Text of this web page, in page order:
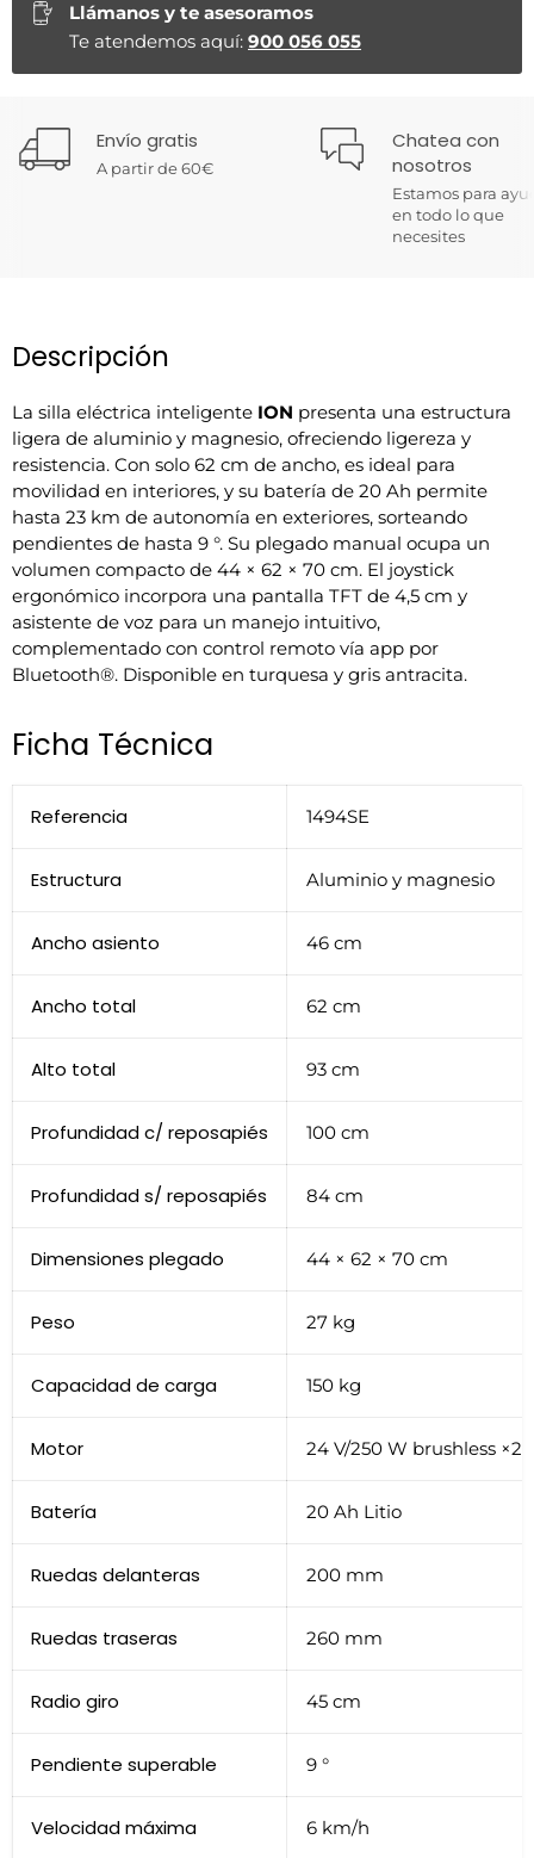
Llámanos y te asesoramos
Te atendemos aquí: 900 056 055
Envío gratis
A partir de 60€
Chatea con
nosotros
Estamos para
en todo lo que
necesites
Descripción
La silla eléctrica inteligente ION presenta una estructura
ligera de aluminio y magnesio, ofreciendo ligereza y
resistencia. Con solo 62 cm de ancho, es ideal para
movilidad en interiores, y su batería de 20 Ah permite
hasta 23 km de autonomía en exteriores, sorteando
pendientes de hasta 9 °. Su plegado manual ocupa un
volumen compacto de 44 × 62 × 70 cm. El joystick
ergonómico incorpora una pantalla TFT de 4,5 cm y
asistente de voz para un manejo intuitivo,
complementado con control remoto vía app por
Bluetooth®. Disponible en turquesa y gris antracita.
Ficha Técnica
Referencia 1494SE
Estructura Aluminio y magnesio
Ancho asiento 46 cm
Ancho total 62 cm
Alto total 93 cm
Profundidad c/ reposapiés 100 cm
Profundidad s/ reposapiés 84 cm
Dimensiones plegado 44 × 62 × 70 cm
Peso 27 kg
Capacidad de carga 150 kg
Motor 24 V/250 W brushless ×2
Batería 20 Ah Litio
Ruedas delanteras 200 mm
Ruedas traseras 260 mm
Radio giro 45 cm
Pendiente superable 9 °
Velocidad máxima 6 km/h